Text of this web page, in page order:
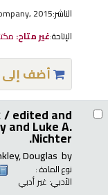
الناشر:2015
الإتاحة:غير متاح:
أضف إلى
/edited and
and Luke A.
Nichter.
by
Douglas
نوع المادة :
الأدبي: غير أدبي